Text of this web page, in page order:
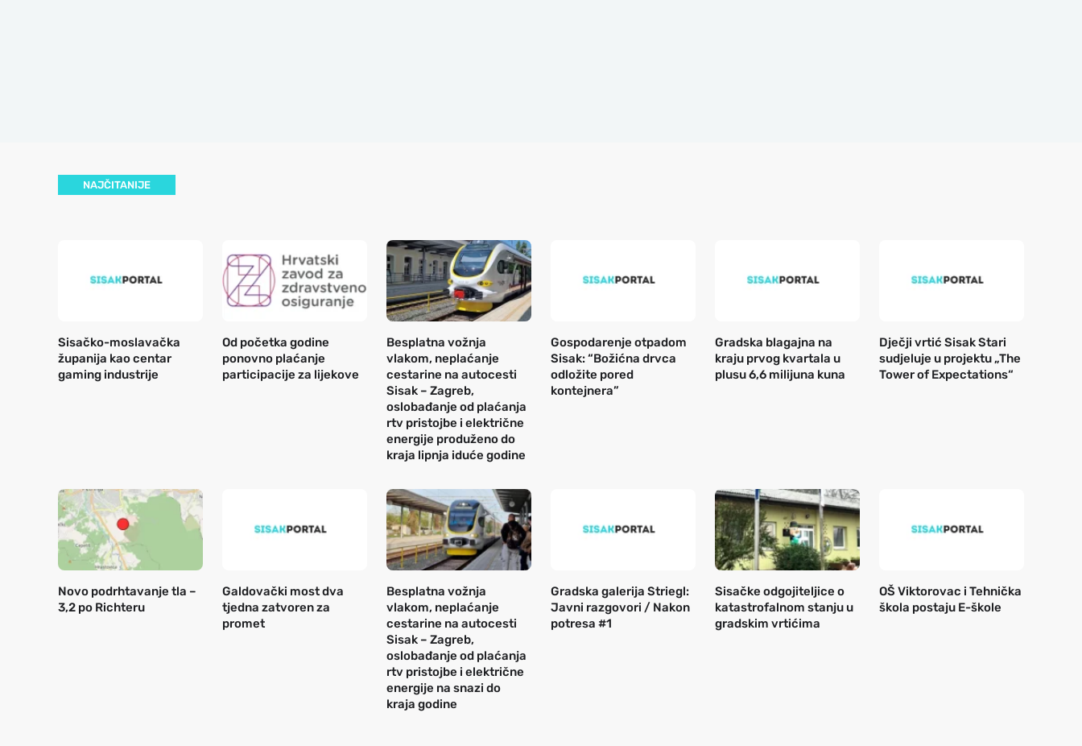
NAJČITANIJE
Sisačko-moslavačka
županija kao centar
gaming industrije
Od početka godine
ponovno plaćanje
participacije za lijekove
Besplatna vožnja
vlakom, neplaćanje
cestarine na autocesti
Sisak – Zagreb,
oslobađanje od plaćanja
rtv pristojbe i električne
energije produženo do
kraja lipnja iduće godine
Gospodarenje otpadom
Sisak: “Božićna drvca
odložite pored
kontejnera”
Gradska blagajna na
kraju prvog kvartala u
plusu 6,6 milijuna kuna
Dječji vrtić Sisak Stari
sudjeluje u projektu „The
Tower of Expectations“
Novo podrhtavanje tla –
3,2 po Richteru
Galdovački most dva
tjedna zatvoren za
promet
Besplatna vožnja
vlakom, neplaćanje
cestarine na autocesti
Sisak – Zagreb,
oslobađanje od plaćanja
rtv pristojbe i električne
energije na snazi do
kraja godine
Gradska galerija Striegl:
Javni razgovori / Nakon
potresa #1
Sisačke odgojiteljice o
katastrofalnom stanju u
gradskim vrtićima
OŠ Viktorovac i Tehnička
škola postaju E-škole